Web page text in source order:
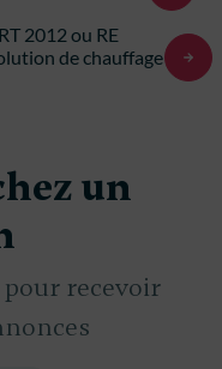
2012 ou RE
de chauffage
un
recevoir